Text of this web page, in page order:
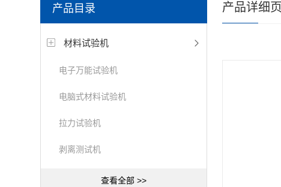
产品目录
材料试验机
电子万能试验机
电脑式材料试验机
拉力试验机
剥离测试机
查看全部 >>
产品详细页